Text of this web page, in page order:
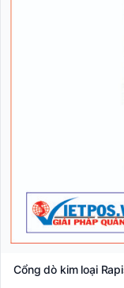
Cổng dò kim loại